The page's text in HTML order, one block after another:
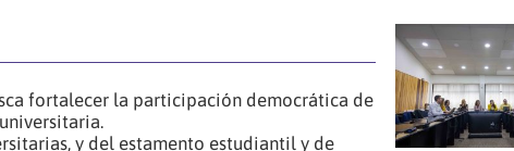
fortalecer la participación democrática de
y del estamento estudiantil y de